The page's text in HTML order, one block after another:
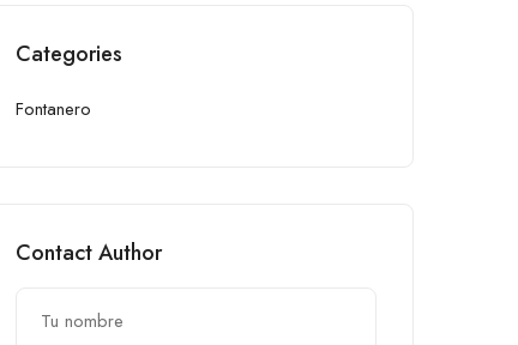
Categories
Fontanero
Contact Author